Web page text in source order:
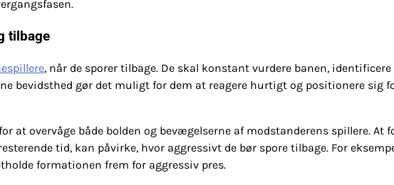
tilbage
, når de sporer tilbage. De skal konstant vurdere banen, identificere
bevidsthed gør det muligt for dem at reagere hurtigt og positionere sig
at overvåge både bolden og bevægelserne af modstanderens spillere. At
tid, kan påvirke, hvor aggressivt de bør spore tilbage. For
formationen frem for aggressiv pres.